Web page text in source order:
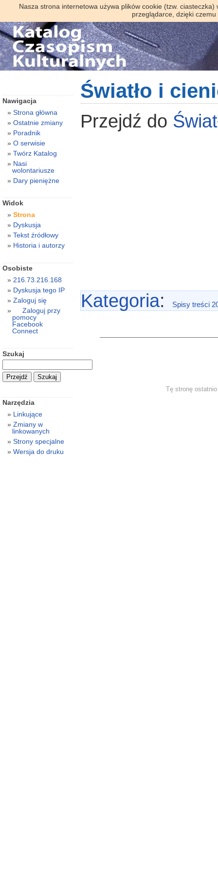
Nasza strona internetowa używa plików cookie (tzw.
przeglądarce, dzięki
Światło i
Przejdź do
Kategoria: Spisy treści
Nawigacja
Strona główna
Ostatnie zmiany
Poradnik
O serwisie
Twórz Katalog
Nasi
wolontariusze
Dary pieniężne
Widok
Strona
Dyskusja
Tekst źródłowy
Historia i autorzy
Osobiste
216.73.216.168
Dyskusja tego IP
Zaloguj się
Zaloguj przy
pomocy
Facebook
Connect
Szukaj
Narzędzia
Linkujące
Zmiany w
linkowanych
Strony specjalne
Wersja do druku
Tę stronę